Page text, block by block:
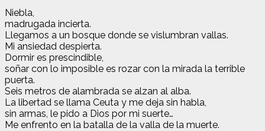
Niebla,
madrugada incierta.
Llegamos a un bosque donde se vislumbran vallas.
Mi ansiedad despierta.
Dormir es prescindible,
soñar con lo imposible es rozar con la mirada la terrible
puerta.
Seis metros de alambrada se alzan al alba.
La libertad se llama Ceuta y me deja sin habla,
sin armas, le pido a Dios por mi suerte…
Me enfrento en la batalla de la valla de la muerte.